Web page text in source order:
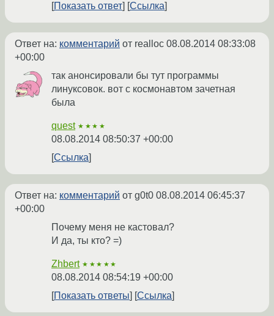
Показать ответ
Ссылка
Ответ на: комментарий от realloc 08.08.2014 08:33:08
+00:00
так анонсировали бы тут программы
линуксовок. вот с космонавтом зачетная
была
quest ★★★★
08.08.2014 08:50:37 +00:00
Ссылка
Ответ на: комментарий от g0t0 08.08.2014 06:45:37
+00:00
Почему меня не кастовал?
И да, ты кто? =)
Zhbert ★★★★★
08.08.2014 08:54:19 +00:00
Показать ответы
Ссылка